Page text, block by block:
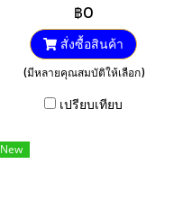
฿0
สั่งซื้อสินค้า
(มีหลายคุณสมบัติให้เลือก)
เปรียบเทียบ
New